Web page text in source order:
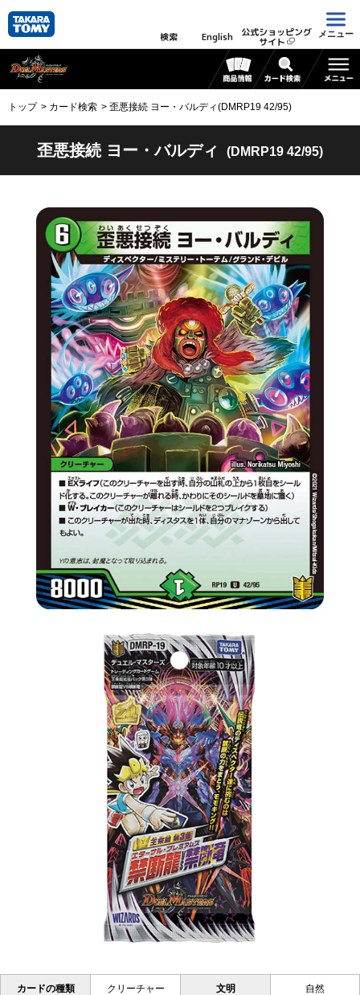
検索 English 公式ショッピング
サイト
メニュー
トップ カード検索 歪悪接続 ヨー・バルディ(DMRP19 42/95)
歪悪接続 ヨー・バルディ (DMRP19 42/95)
カードの種類 クリーチャー 文明 自然